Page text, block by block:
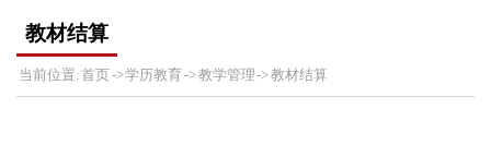
教材结算
当前位置:首页->学历教育->教学管理->教材结算